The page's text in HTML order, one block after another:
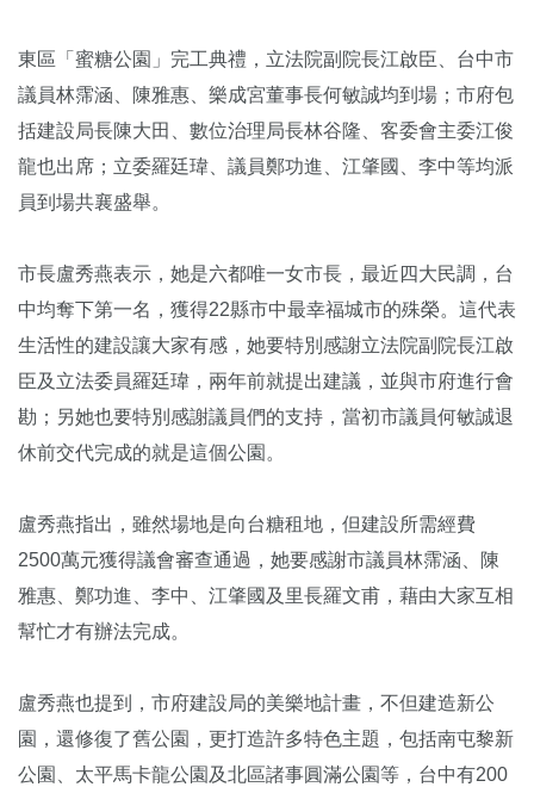
東區「蜜糖公園」完工典禮，立法院副院長江啟臣、台中市
議員林霈涵、陳雅惠、樂成宮董事長何敏誠均到場；市府包
括建設局長陳大田、數位治理局長林谷隆、客委會主委江俊
龍也出席；立委羅廷瑋、議員鄭功進、江肇國、李中等均派
員到場共襄盛舉。
市長盧秀燕表示，她是六都唯一女市長，最近四大民調，台
中均奪下第一名，獲得22縣市中最幸福城市的殊榮。這代表
生活性的建設讓大家有感，她要特別感謝立法院副院長江啟
臣及立法委員羅廷瑋，兩年前就提出建議，並與市府進行會
勘；另她也要特別感謝議員們的支持，當初市議員何敏誠退
休前交代完成的就是這個公園。
盧秀燕指出，雖然場地是向台糖租地，但建設所需經費
2500萬元獲得議會審查通過，她要感謝市議員林霈涵、陳
雅惠、鄭功進、李中、江肇國及里長羅文甫，藉由大家互相
幫忙才有辦法完成。
盧秀燕也提到，市府建設局的美樂地計畫，不但建造新公
園，還修復了舊公園，更打造許多特色主題，包括南屯黎新
公園、太平馬卡龍公園及北區諸事圓滿公園等，台中有200